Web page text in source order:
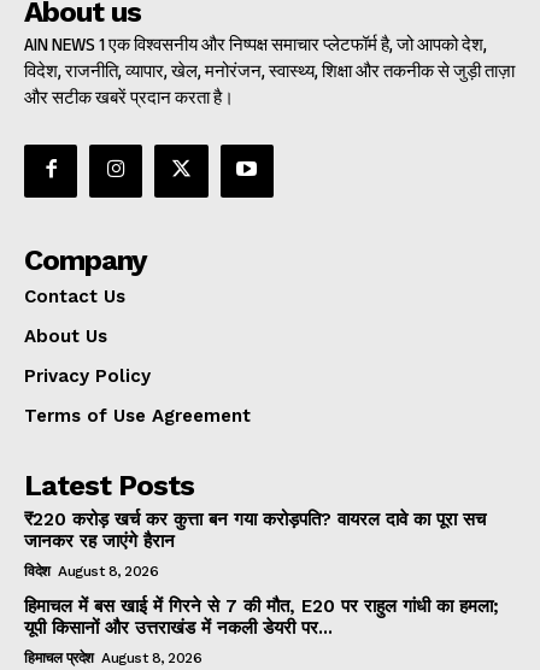
About us
AIN NEWS 1 एक विश्वसनीय और निष्पक्ष समाचार प्लेटफॉर्म है, जो आपको देश,
विदेश, राजनीति, व्यापार, खेल, मनोरंजन, स्वास्थ्य, शिक्षा और तकनीक से जुड़ी ताज़ा
और सटीक खबरें प्रदान करता है।
Company
Contact Us
About Us
Privacy Policy
Terms of Use Agreement
Latest Posts
₹220 करोड़ खर्च कर कुत्ता बन गया करोड़पति? वायरल दावे का पूरा सच
जानकर रह जाएंगे हैरान
विदेश August 8, 2026
हिमाचल में बस खाई में गिरने से 7 की मौत, E20 पर राहुल गांधी का हमला;
यूपी किसानों और उत्तराखंड में नकली डेयरी पर...
हिमाचल प्रदेश August 8, 2026